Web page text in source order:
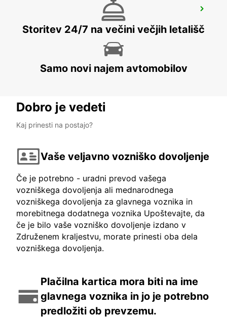
HANAU NEW FROM 01 05 26
Storitev 24/7 na večini večjih letališč
Samo novi najem avtomobilov
Dobro je vedeti
Kaj prinesti na postajo?
Vaše veljavno vozniško dovoljenje
Če je potrebno - uradni prevod vašega
vozniškega dovoljenja ali mednarodnega
vozniškega dovoljenja za glavnega voznika in
morebitnega dodatnega voznika Upoštevajte, da
če je bilo vaše vozniško dovoljenje izdano v
Združenem kraljestvu, morate prinesti oba dela
vozniškega dovoljenja.
Plačilna kartica mora biti na ime
glavnega voznika in jo je potrebno
predložiti ob prevzemu.